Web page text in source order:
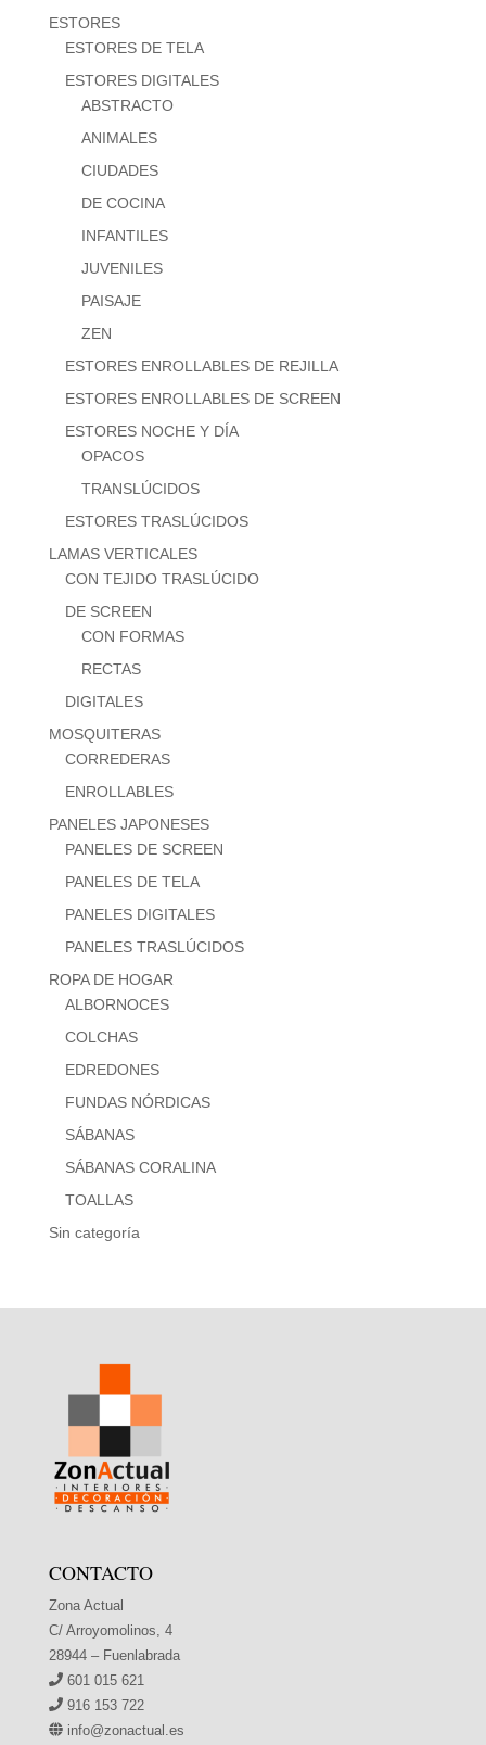
ESTORES
ESTORES DE TELA
ESTORES DIGITALES
ABSTRACTO
ANIMALES
CIUDADES
DE COCINA
INFANTILES
JUVENILES
PAISAJE
ZEN
ESTORES ENROLLABLES DE REJILLA
ESTORES ENROLLABLES DE SCREEN
ESTORES NOCHE Y DÍA
OPACOS
TRANSLÚCIDOS
ESTORES TRASLÚCIDOS
LAMAS VERTICALES
CON TEJIDO TRASLÚCIDO
DE SCREEN
CON FORMAS
RECTAS
DIGITALES
MOSQUITERAS
CORREDERAS
ENROLLABLES
PANELES JAPONESES
PANELES DE SCREEN
PANELES DE TELA
PANELES DIGITALES
PANELES TRASLÚCIDOS
ROPA DE HOGAR
ALBORNOCES
COLCHAS
EDREDONES
FUNDAS NÓRDICAS
SÁBANAS
SÁBANAS CORALINA
TOALLAS
Sin categoría
CONTACTO
Zona Actual
C/ Arroyomolinos, 4
28944 – Fuenlabrada
601 015 621
916 153 722
info@zonactual.es